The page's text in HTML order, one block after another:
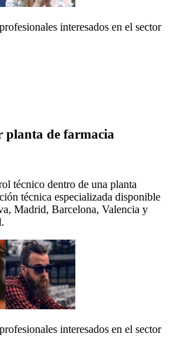
interesados en el sector
planta de farmacia
técnico dentro de una planta
técnica especializada disponible
Madrid, Barcelona, Valencia y
interesados en el sector